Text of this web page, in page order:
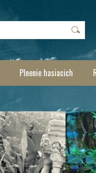
Plnenie hasiacich